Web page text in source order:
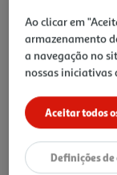
Com pedacinhos
para aprender a
de
2,59 €
Ao clicar em
armazenamento
a navegação no
nossas iniciativas
Aceitar todos
Definições de